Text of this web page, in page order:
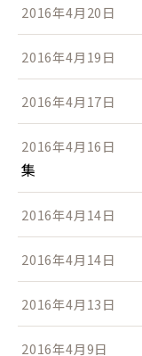
2016年4月20日
2016年4月19日
2016年4月17日
2016年4月16日
集
2016年4月14日
2016年4月14日
2016年4月13日
2016年4月9日